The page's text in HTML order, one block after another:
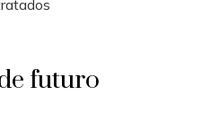
futuro